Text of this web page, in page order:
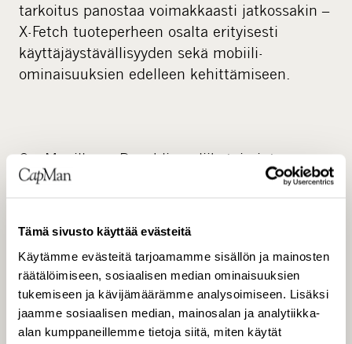
Tämä sivusto käyttää evästeitä
Käytämme evästeitä tarjoamamme sisällön ja mainosten
räätälöimiseen, sosiaalisen median ominaisuuksien
tukemiseen ja kävijämäärämme analysoimiseen. Lisäksi
jaamme sosiaalisen median, mainosalan ja analytiikka-
alan kumppaneillemme tietoja siitä, miten käytät
tarkoitus panostaa voimakkaasti jatkossakin –
X-Fetch tuoteperheen osalta erityisesti
käyttäjäystävällisyyden sekä mobiili-
ominaisuuksien edelleen kehittämiseen.
CapManilla on Republican liiketoiminta-
alueeseen liittyvää erityisosaamista.
valmisteluun, sanoo Salonen. Republican
edistyksellinen X-Fetch -tuoteperhe luo hyvän
perustan menestyksekkäälle kasvulle ja
ripeälle kansainvälistymiselle. Lisäksi vahvaan
teknologiaosaamiseen nojaava Republica sopii